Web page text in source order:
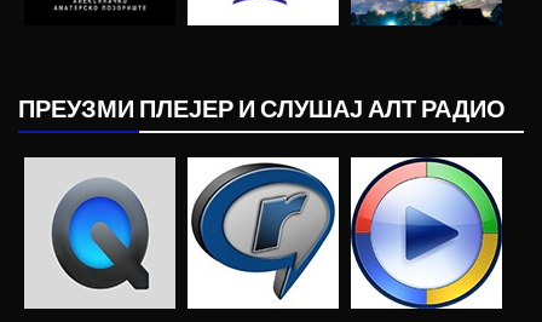
ПРЕУЗМИ ПЛЕЈЕР И СЛУШАЈ АЛТ РАДИО